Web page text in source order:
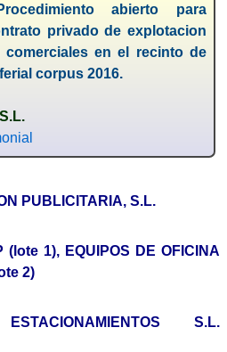
abierto para
privado de explotacion
comerciales en el recinto de
corpus 2016.
PUBLICITARIA, S.L.
(lote 1), EQUIPOS DE OFICINA
2)
S.L.